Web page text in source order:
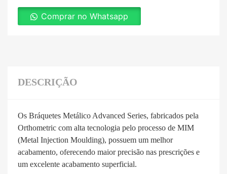
Comprar no Whatsapp
DESCRIÇÃO
Os Bráquetes Metálico Advanced Series, fabricados pela
Orthometric com alta tecnologia pelo processo de MIM
(Metal Injection Moulding), possuem um melhor
acabamento, oferecendo maior precisão nas prescrições e
um excelente acabamento superficial.